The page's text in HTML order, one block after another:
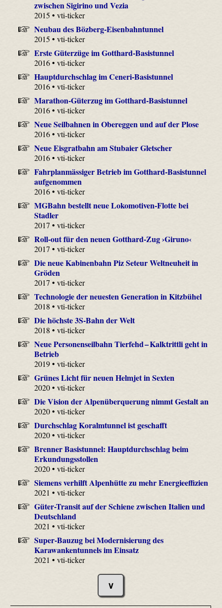
zwischen Sigirino und Vezia
2015 • vti-ticker
Neubau des Bözberg-Eisenbahntunnel
2015 • vti-ticker
Erste Güterzüge im Gotthard-Basistunnel
2016 • vti-ticker
Hauptdurchschlag im Ceneri-Basistunnel
2016 • vti-ticker
Marathon-Güterzug im Gotthard-Basistunnel
2016 • vti-ticker
Neue Seilbahnen in Obereggen und auf der Plose
2016 • vti-ticker
Neue Eisgratbahn am Stubaier Gletscher
2016 • vti-ticker
Fahrplanmässiger Betrieb im Gotthard-Basistunnel
aufgenommen
2016 • vti-ticker
MGBahn bestellt neue Lokomotiven-Flotte bei
Stadler
2017 • vti-ticker
Roll-out für den neuen Gotthard-Zug ›Giruno‹
2017 • vti-ticker
Die neue Kabinenbahn Piz Seteur Weltneuheit in
Gröden
2017 • vti-ticker
Technologie der neuesten Generation in Kitzbühel
2018 • vti-ticker
Die höchste 3S-Bahn der Welt
2018 • vti-ticker
Neue Personenseilbahn Tierfehd – Kalktrittli geht in
Betrieb
2019 • vti-ticker
Grünes Licht für neuen Helmjet in Sexten
2020 • vti-ticker
Die Vision der Alpenüberquerung nimmt Gestalt an
2020 • vti-ticker
Durchschlag Koralmtunnel ist geschafft
2020 • vti-ticker
Brenner Basistunnel: Hauptdurchschlag beim
Erkundungsstollen
2020 • vti-ticker
Siemens verhilft Alpenhütte zu mehr Energieeffizien
2021 • vti-ticker
Güter-Transit auf der Schiene zwischen Italien und
Deutschland
2021 • vti-ticker
Super-Bauzug bei Modernisierung des
Karawankentunnels im Einsatz
2021 • vti-ticker
∨